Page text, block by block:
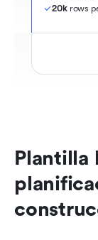
20k rows
Plantilla